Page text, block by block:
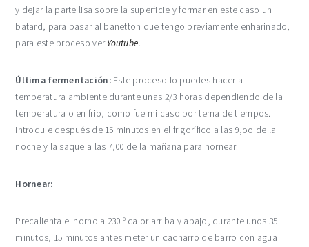
y dejar la parte lisa sobre la superficie y formar en este caso un
batard, para pasar al banetton que tengo previamente enharinado,
para este proceso verYoutube.
Última fermentación:Este proceso lo puedes hacer a
temperatura ambiente durante unas 2/3 horas dependiendo de la
temperatura o en frio, como fue mi caso por tema de tiempos.
Introduje después de 15 minutos en el frigorífico a las 9,oo de la
noche y la saque a las 7,00 de la mañana para hornear.
Hornear:
Precalienta el horno a 230 º calor arriba y abajo, durante unos 35
minutos, 15 minutos antes meter un cacharro de barro con agua